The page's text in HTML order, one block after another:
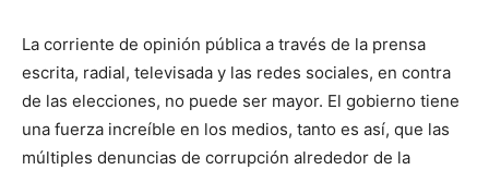
La corriente de opinión pública a través de la prensa
escrita, radial, televisada y las redes sociales, en contra
de las elecciones, no puede ser mayor. El gobierno tiene
una fuerza increíble en los medios, tanto es así, que las
múltiples denuncias de corrupción alrededor de la